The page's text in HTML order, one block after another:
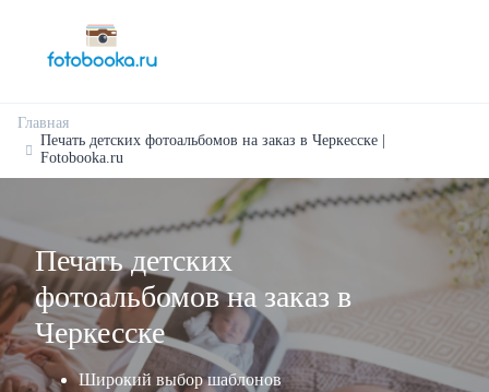
Главная
Печать детских фотоальбомов на заказ в Черкесске |
Fotobooka.ru
Печать детских
фотоальбомов на заказ в
Черкесске
Широкий выбор шаблонов